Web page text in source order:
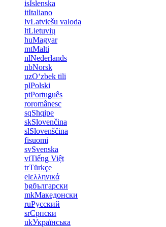
isÍslenska
itItaliano
lvLatviešu valoda
ltLietuvių
huMagyar
mtMalti
nlNederlands
nbNorsk
uzOʻzbek tili
plPolski
ptPortuguês
roromânesc
sqShqipe
skSlovenčina
slSlovenščina
fisuomi
svSvenska
viTiếng Việt
trTürkçe
elελληνικά
bgбългарски
mkМакедонски
ruРусский
srСрпски
ukУкраїнська